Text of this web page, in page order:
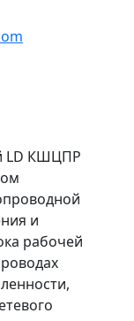
LD КШЦПР
и
рабочей